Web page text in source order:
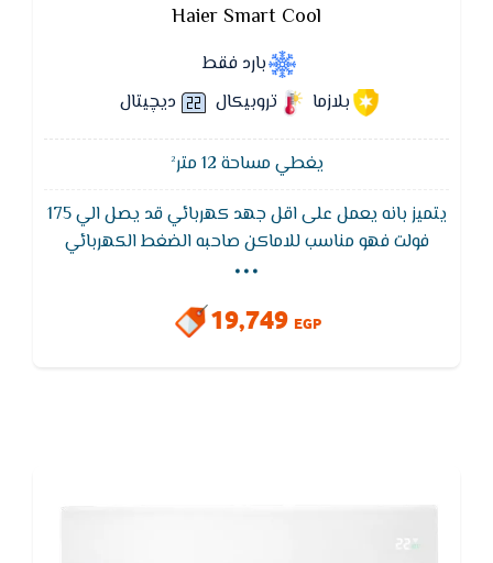
Haier Smart Cool
بارد فقط
بلازما
تروبيكال ديچيتال
يغطي مساحة 12 متر²
يتميز بانه يعمل على اقل جهد كهربائي قد يصل الي 175
فولت فهو مناسب للاماكن صاحبه الضغط الكهربائي
الضعيف وايضا يتميز تكييف هاير سوبر فاست بشاشة
عرض لاظهار اعطال التكييف في شكل رموز و درجات حراره
التكييف و الغرفه
...
19,749 EGP